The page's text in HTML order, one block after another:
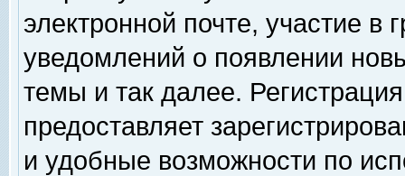
электронной почте, участие в
уведомлений о появлении
темы и так далее.
предоставляет
и удобные возможности по